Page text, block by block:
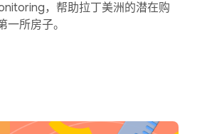
，帮助拉丁美洲的潜在购
一所房子。